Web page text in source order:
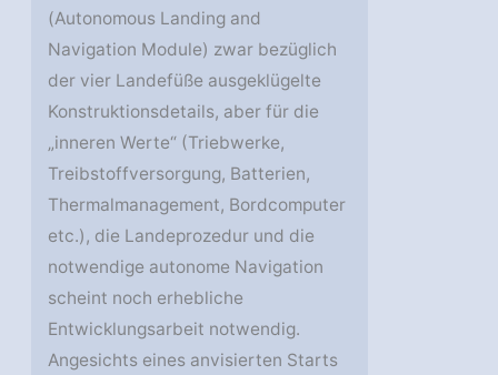
(Autonomous Landing and
Navigation Module) zwar bezüglich
der vier Landefüße ausgeklügelte
Konstruktionsdetails, aber für die
„inneren Werte“ (Triebwerke,
Treibstoffversorgung, Batterien,
Thermalmanagement, Bordcomputer
etc.), die Landeprozedur und die
notwendige autonome Navigation
scheint noch erhebliche
Entwicklungsarbeit notwendig.
Angesichts eines anvisierten Starts